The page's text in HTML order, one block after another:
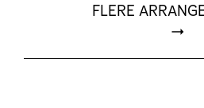
FLERE